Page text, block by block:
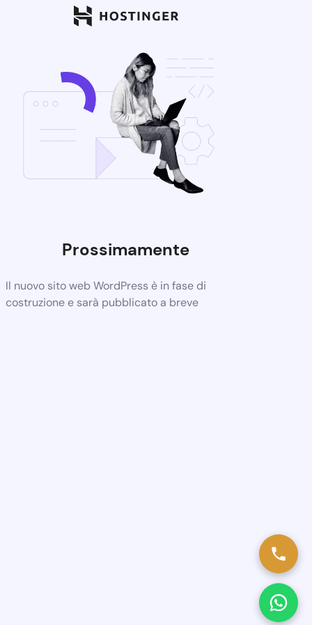
Prossimamente
Il nuovo sito web WordPress è in fase di
costruzione e sarà pubblicato a breve